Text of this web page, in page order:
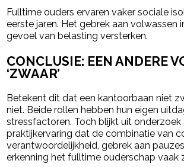
Fulltime ouders ervaren vaker sociale
eerste jaren. Het gebrek aan volwassen
gevoel van belasting versterken.
CONCLUSIE: EEN ANDERE
‘ZWAAR’
Betekent dit dat een kantoorbaan niet
niet. Beide rollen hebben hun eigen
stressfactoren. Toch blijkt uit onderzoek
praktijkervaring dat de combinatie van
verantwoordelijkheid, gebrek aan
erkenning het fulltime ouderschap vaak